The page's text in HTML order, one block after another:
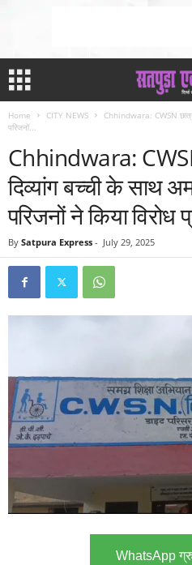
Home CITY NEWS
Chhindwara: CWSN
परिजनों...
Chhindwara:
दिव्यांग बच्ची के साथ
परिजनों ने किया विरोध
By Satpura Express - July 29, 2025
WhatsApp